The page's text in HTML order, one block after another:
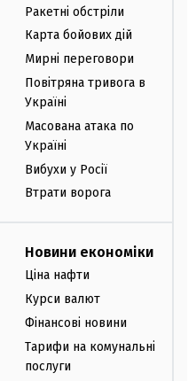
Ракетні обстріли
Карта бойових дій
Мирні переговори
Повітряна тривога в
Україні
Масована атака по
Україні
Вибухи у Росії
Втрати ворога
Новини економіки
Ціна нафти
Курси валют
Фінансові новини
Тарифи на комунальні
послуги